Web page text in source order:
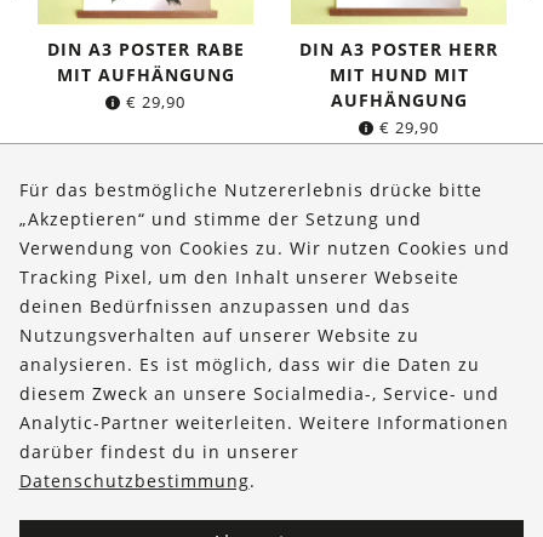
DIN A3 POSTER RABE
MIT AUFHÄNGUNG
€ 29,90
DIN A3 POSTER HERR
MIT HUND MIT
AUFHÄNGUNG
€ 29,90
Über uns
Bestellungen
Kontakt & Hilfe
FOLLOW US
Für das bestmögliche Nutzererlebnis drücke bitte
„Akzeptieren“ und stimme der Setzung und
Verwendung von Cookies zu. Wir nutzen Cookies und
Tracking Pixel, um den Inhalt unserer Webseite
deinen Bedürfnissen anzupassen und das
Nutzungsverhalten auf unserer Website zu
analysieren. Es ist möglich, dass wir die Daten zu
diesem Zweck an unsere Socialmedia-, Service- und
Analytic-Partner weiterleiten. Weitere Informationen
darüber findest du in unserer
Datenschutzbestimmung.